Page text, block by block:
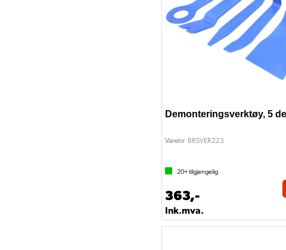
Demonteringsverktøy, 5
Varenr BRSVER223
20+tilgjengelig
363,-
Ink.mva.